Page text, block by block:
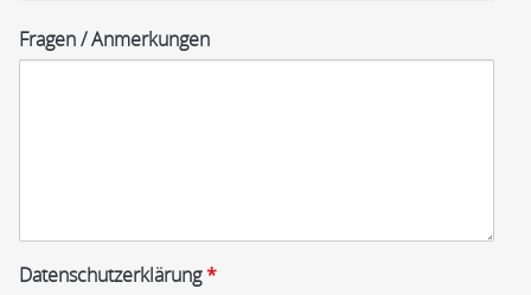
Fragen / Anmerkungen
Datenschutzerklärung*